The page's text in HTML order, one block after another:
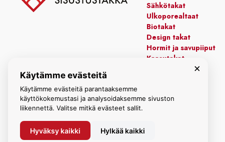
Sähkötakat
Ulkoporealtaat
Biotakat
Design takat
Hormit ja savupiiput
Kaasutakat
Kiertoilmatakat
×
Käytämme evästeitä
Käytämme evästeitä parantaaksemme
käyttökokemustasi ja analysoidaksemme sivuston
liikennettä. Valitse mitkä evästeet sallit.
Hyväksy kaikki Hylkää kaikki